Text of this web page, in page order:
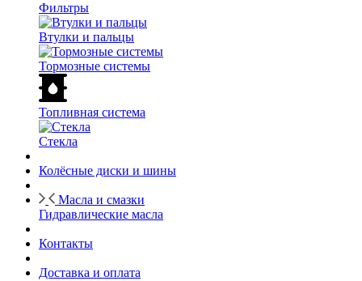
Фильтры
Втулки и пальцы
Тормозные системы
Топливная система
Стекла
Колёсные диски и шины
Масла и смазки
Гидравлические масла
Контакты
Доставка и оплата